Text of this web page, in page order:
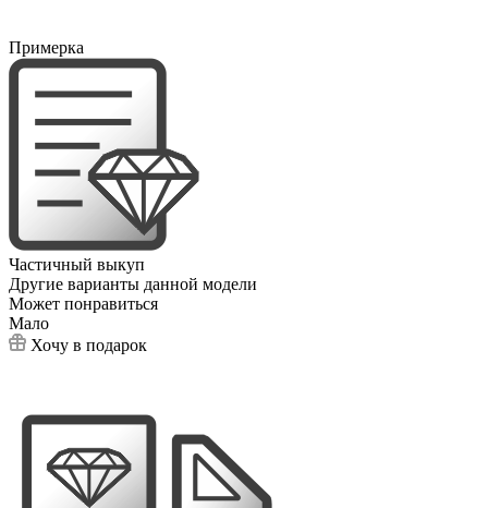
Примерка
Частичный выкуп
Другие варианты данной модели
Может понравиться
Мало
Хочу в подарок